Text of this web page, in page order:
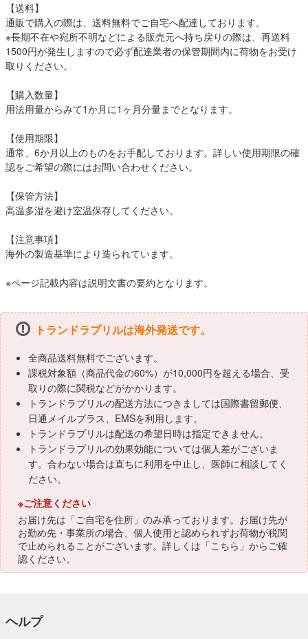
【送料】
通販で購入の際は、送料無料でご自宅へ配達しております。
※長期不在や宛所不明などによる販売元へ持ち戻りの際は、再送料
1500円が発生しますので必ず配達業者の保管期間内に荷物をお受け
取りください。
【購入数量】
用法用量からみて1か月に1ヶ月分量までとなります。
【使用期限】
通常、6か月以上のものをお手配しております。詳しい使用期限の確
認をご希望の際にはお問い合わせください。
【保管方法】
高温多湿を避け室温保存してください。
【注意事項】
海外の製造基準により造られています。
※ページ記載内容は説明文書の要約となります。
トランドラプリルは海外発送です。
全商品送料無料でございます。
課税対象額（商品代金の60%）が10,000円を超える場合、受
取りの際に関税などがかかります。
トランドラプリルの配送方法につきましては国際書留郵便、
日通メイルプラス、EMSを利用します。
トランドラプリルは配送の希望日時は指定できません。
トランドラプリルの効果効能については個人差がございま
す。合わない場合は直ちに利用を中止し、医師に相談してく
ださい。
※ご注意ください
お届け先は「ご自宅を住所」のみ承っております。お届け先が
お勤め先・事業所の場合、個人使用と認められずお荷物が税関
で止められることがございます。詳しくは「こちら 」からご確
認ください。
ヘルプ